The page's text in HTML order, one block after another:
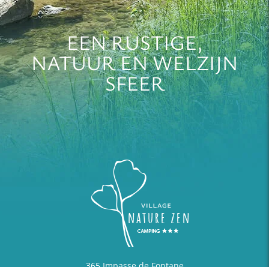
EEN RUSTIGE,
NATUUR EN WELZIJN
SFEER